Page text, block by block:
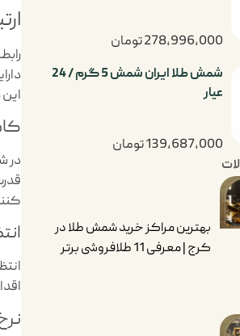
278,996,000تومان
شمش طلا ایران شمش 5 گرم / 24
عیار
139,687,000تومان
بهترین مراکز خرید شمش طلا در
کرج | معرفی 11 طلافروشی برتر
در